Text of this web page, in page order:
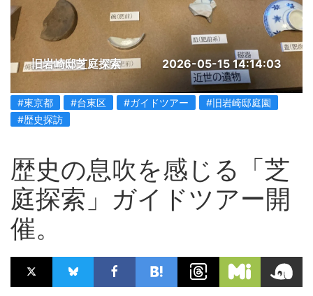
旧岩崎邸芝庭探索 2026-05-15 14:14:03
#東京都 #台東区 #ガイドツアー
#旧岩崎邸庭園
#歴史探訪
歴史の息吹を感じる「芝
庭探索」ガイドツアー開
催。